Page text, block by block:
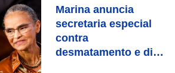
Marina anuncia
secretaria especial
contra
desmatamento e diz